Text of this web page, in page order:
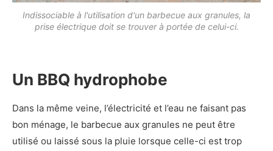
Indissociable à l'utilisation d'un barbecue aux granules, la
prise électrique doit se trouver à portée de celui-ci.
Un BBQ hydrophobe
Dans la même veine, l’électricité et l’eau ne faisant pas
bon ménage, le barbecue aux granules ne peut être
utilisé ou laissé sous la pluie lorsque celle-ci est trop